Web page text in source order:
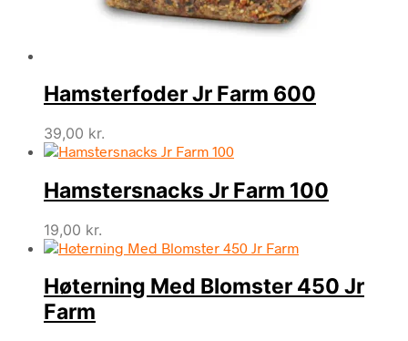
Hamsterfoder Jr Farm 600
39,00 kr.
Hamstersnacks Jr Farm 100
19,00 kr.
Høterning Med Blomster 450 Jr
Farm